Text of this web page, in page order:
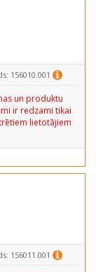
156010.001
un produktu
ir redzami tikai
lietotājiem
156011.001